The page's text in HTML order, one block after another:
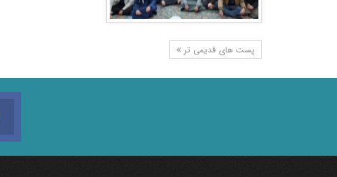
پست های قدیمی تر